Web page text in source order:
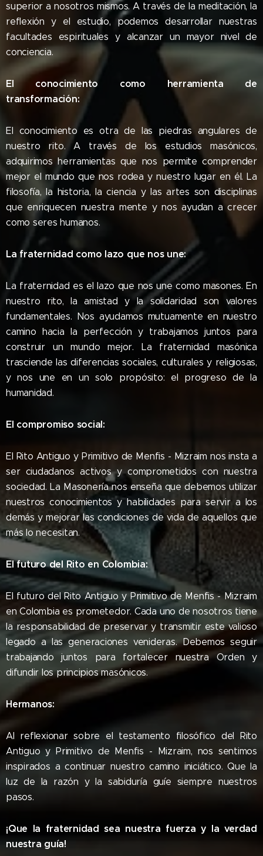
superior a nosotros mismos. A través de la meditación, la
reflexión y el estudio, podemos desarrollar nuestras
facultades espirituales y alcanzar un mayor nivel de
conciencia.
El conocimiento como herramienta de
transformación:
El conocimiento es otra de las piedras angulares de
nuestro rito. A través de los estudios masónicos,
adquirimos herramientas que nos permite comprender
mejor el mundo que nos rodea y nuestro lugar en él. La
filosofía, la historia, la ciencia y las artes son disciplinas
que enriquecen nuestra mente y nos ayudan a crecer
como seres humanos.
La fraternidad como lazo que nos une:
La fraternidad es el lazo que nos une como masones. En
nuestro rito, la amistad y la solidaridad son valores
fundamentales. Nos ayudamos mutuamente en nuestro
camino hacia la perfección y trabajamos juntos para
construir un mundo mejor. La fraternidad masónica
trasciende las diferencias sociales, culturales y religiosas,
y nos une en un solo propósito: el progreso de la
humanidad.
El compromiso social:
El Rito Antiguo y Primitivo de Menfis - Mizraim nos insta a
ser ciudadanos activos y comprometidos con nuestra
sociedad. La Masonería nos enseña que debemos utilizar
nuestros conocimientos y habilidades para servir a los
demás y mejorar las condiciones de vida de aquellos que
más lo necesitan.
El futuro del Rito en Colombia:
El futuro del Rito Antiguo y Primitivo de Menfis - Mizraim
en Colombia es prometedor. Cada uno de nosotros tiene
la responsabilidad de preservar y transmitir este valioso
legado a las generaciones venideras. Debemos seguir
trabajando juntos para fortalecer nuestra Orden y
difundir los principios masónicos.
Hermanos:
Al reflexionar sobre el testamento filosófico del Rito
Antiguo y Primitivo de Menfis - Mizraim, nos sentimos
inspirados a continuar nuestro camino iniciático. Que la
luz de la razón y la sabiduría guíe siempre nuestros
pasos.
¡Que la fraternidad sea nuestra fuerza y ​​la verdad
nuestra guía!